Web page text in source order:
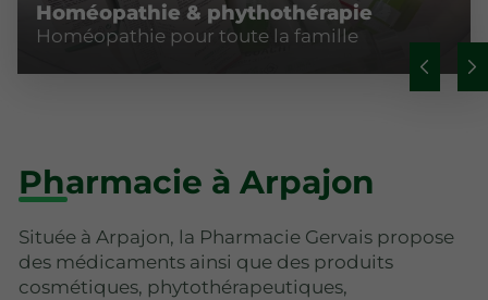
Homéopathie & phythothérapie
Homéopathie pour toute la famille
Pharmacie à Arpajon
Située à Arpajon, la Pharmacie Gervais propose
des médicaments ainsi que des produits
cosmétiques, phytothérapeutiques,